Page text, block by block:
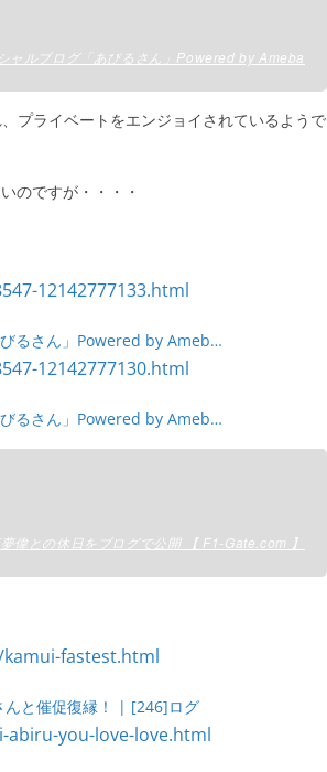
ャルブログ「あびるさん」Powered by Ameba
プライベートをエンジョイされているようで
のですが・・・・
るさん」Powered by Ameb…
るさん」Powered by Ameb…
偉との休日をブログで公開 【 F1-Gate.com 】
んと催促復縁！ | [246]ログ